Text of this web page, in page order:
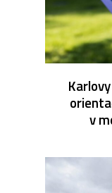
v